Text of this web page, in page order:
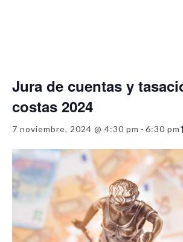
Jura de cuentas y
costas 2024
7 noviembre, 2024 @ 4:30 pm - 6:30 pm